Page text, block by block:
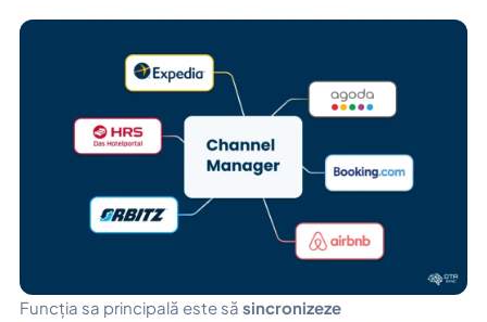
Funcția sa principală este să sincronizeze